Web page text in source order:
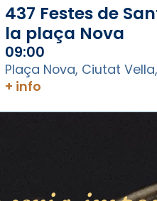
437 Festes de
la plaça Nova
09:00
Plaça Nova, Ciutat
+ info